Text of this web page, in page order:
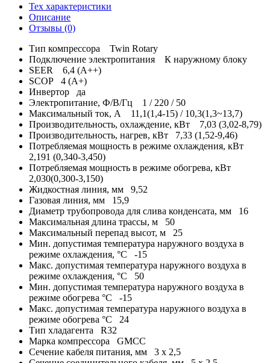
Система
70м2
LESSAR
“Серия
FLEXCOOL
NEW"
HE24KCE2/LU-
HE24KCE2
Тех характеристики
Описание
Отзывы (0)
Тип компрессора Twin Rotary
Подключение электропитания К наружному блоку
SEER 6,4 (A++)
SCOP 4 (A+)
Инвертор да
Электропитание, Ф/В/Гц 1 / 220 / 50
Максимальный ток, А 11,1(1,4-15) / 10,3(1,3~13,7)
Производительность, охлаждение, кВт 7,03 (3,02-8,79)
Производительность, нагрев, кВт 7,33 (1,52-9,46)
Потребляемая мощность в режиме охлаждения, кВт
2,191 (0,340-3,450)
Потребляемая мощность в режиме обогрева, кВт
2,030(0,300-3,150)
Жидкостная линия, мм 9,52
Газовая линия, мм 15,9
Диаметр трубопровода для слива конденсата, мм 16
Максимальная длина трассы, м 50
Максимальный перепад высот, м 25
Мин. допустимая температура наружного воздуха в
режиме охлаждения, °С -15
Макс. допустимая температура наружного воздуха в
режиме охлаждения, °С 50
Мин. допустимая температура наружного воздуха в
режиме обогрева °С -15
Макс. допустимая температура наружного воздуха в
режиме обогрева °С 24
Тип хладагента R32
Марка компрессора GMCC
Сечение кабеля питания, мм 3 х 2,5